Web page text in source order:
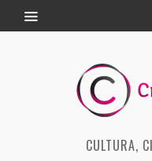
CULTURA,